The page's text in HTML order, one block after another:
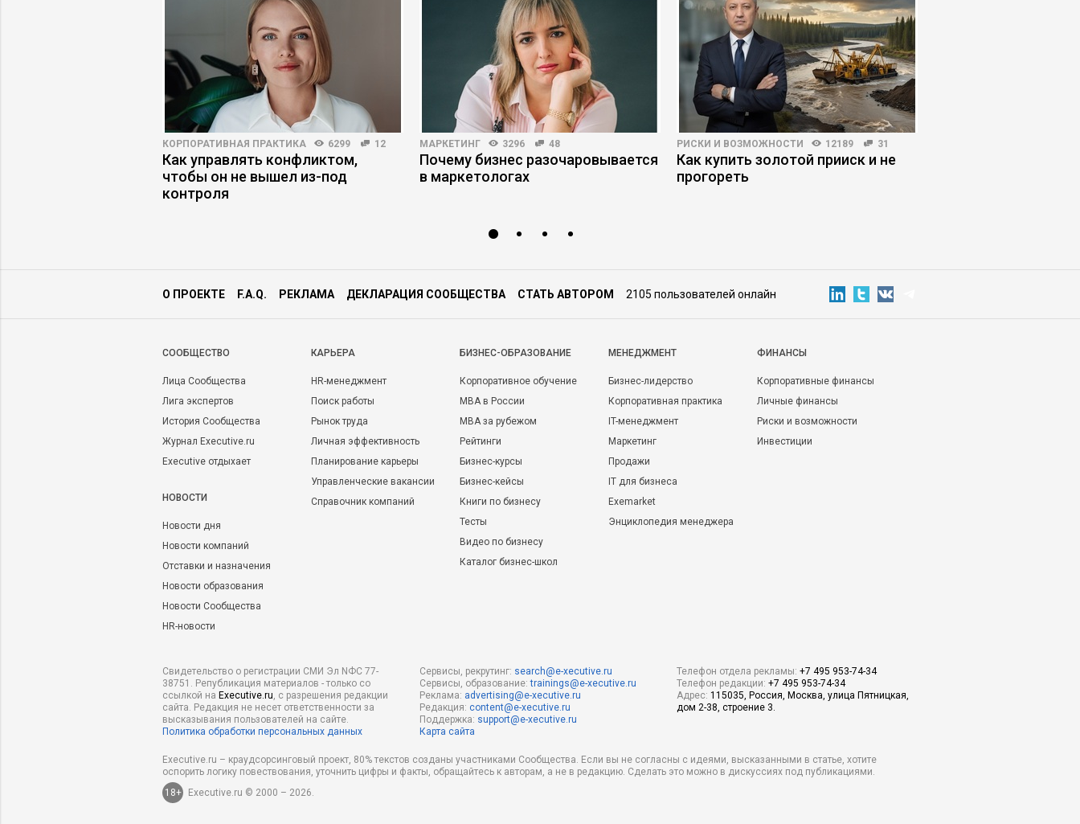
КОРПОРАТИВНАЯ ПРАКТИКА 6299 12
Как управлять конфликтом,
чтобы он не вышел из-под
контроля
МАРКЕТИНГ 3296 48
Почему бизнес разочаровывается
в маркетологах
РИСКИ И ВОЗМОЖНОСТИ 12189 31
Как купить золотой прииск и не
прогореть
О ПРОЕКТЕ F.A.Q. РЕКЛАМА ДЕКЛАРАЦИЯ СООБЩЕСТВА СТАТЬ АВТОРОМ 2105 пользователей онлайн
CООБЩЕСТВО
Лица Сообщества
Лига экспертов
История Сообщества
Журнал Executive.ru
Executive отдыхает
НОВОСТИ
Новости дня
Новости компаний
Отставки и назначения
Новости образования
Новости Сообщества
HR-новости
КАРЬЕРА
HR-менеджмент
Поиск работы
Рынок труда
Личная эффективность
Планирование карьеры
Управленческие вакансии
Справочник компаний
БИЗНЕС-ОБРАЗОВАНИЕ
Корпоративное обучение
MBA в России
MBA за рубежом
Рейтинги
Бизнес-курсы
Бизнес-кейсы
Книги по бизнесу
Тесты
Видео по бизнесу
Каталог бизнес-школ
МЕНЕДЖМЕНТ
Бизнес-лидерство
Корпоративная практика
IT-менеджмент
Маркетинг
Продажи
IT для бизнеса
Exemarket
Энциклопедия менеджера
ФИНАНСЫ
Корпоративные финансы
Личные финансы
Риски и возможности
Инвестиции
Свидетельство о регистрации СМИ Эл NФС 77-
38751. Републикация материалов - только со
ссылкой на Executive.ru, с разрешения редакции
сайта. Редакция не несет ответственности за
высказывания пользователей на сайте.
Политика обработки персональных данных
Сервисы, рекрутинг: search@e-xecutive.ru
Сервисы, образование:trainings@e-xecutive.ru
Реклама: advertising@e-xecutive.ru
Редакция: content@e-xecutive.ru
Поддержка: support@e-xecutive.ru
Карта сайта
Телефон отдела рекламы: +7 495 953-74-34
Телефон редакции: +7 495 953-74-34
Адрес: 115035, Россия, Москва, улица Пятницкая,
дом 2-38, строение 3.
Executive.ru – краудсорсинговый проект, 80% текстов созданы участниками Сообщества. Если вы не согласны с идеями, высказанными в статье, хотите
оспорить логику повествования, уточнить цифры и факты, обращайтесь к авторам, а не в редакцию. Сделать это можно в дискуссиях под публикациями.
18+
Executive.ru © 2000 – 2026.